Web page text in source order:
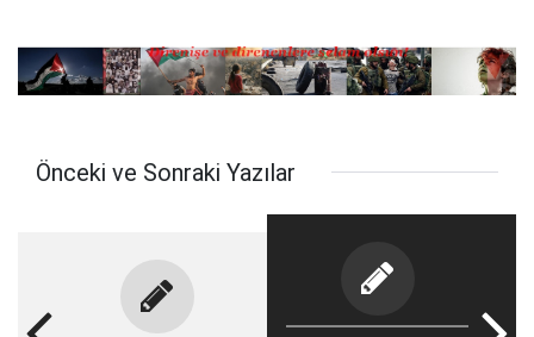
Önceki ve Sonraki Yazılar